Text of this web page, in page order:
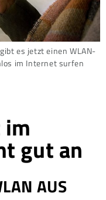
es jetzt einen WLAN-
im Internet surfen
gut an
AUS